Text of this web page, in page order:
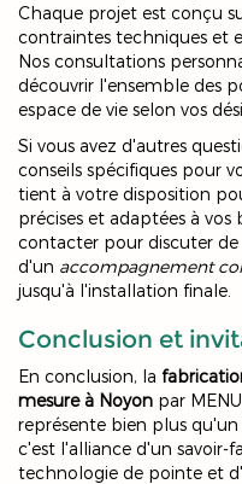
Chaque projet est conçu
contraintes techniques et
Nos consultations
découvrir l'ensemble des
espace de vie selon vos
Si vous avez d'autres
conseils spécifiques pour
tient à votre disposition
précises et adaptées à vos
contacter pour discuter
d'un accompagnement
jusqu'à l'installation finale.
Conclusion et
En conclusion, la
mesure à Noyon par
représente bien plus qu'un
c'est l'alliance d'un savoir-
technologie de pointe et